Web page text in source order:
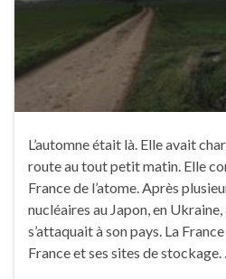
L’automne était là. Elle avait
route au tout petit matin. Elle
France de l’atome. Après
nucléaires au Japon, en
s’attaquait à son pays. La
France et ses sites de stockage.